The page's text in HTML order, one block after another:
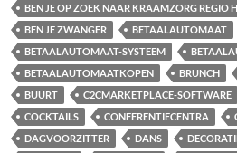
BEN JE OP ZOEK NAAR KRAAMZORG REGIO
BEN JE ZWANGER
BETAALAUTOMAAT
BETAALAUTOMAAT-SYSTEEM
BETAALAUTOMAATKOPEN
BRUNCH
BUURT
C2CMARKETPLACE-SOFTWARE
COCKTAILS
CONFERENTIECENTRA
DAGVOORZITTER
DANS